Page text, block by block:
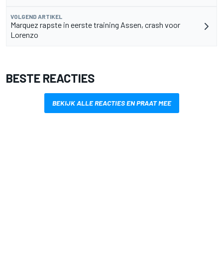
VOLGEND ARTIKEL
Marquez rapste in eerste training Assen, crash voor
Lorenzo
BESTE REACTIES
BEKIJK ALLE REACTIES EN PRAAT MEE